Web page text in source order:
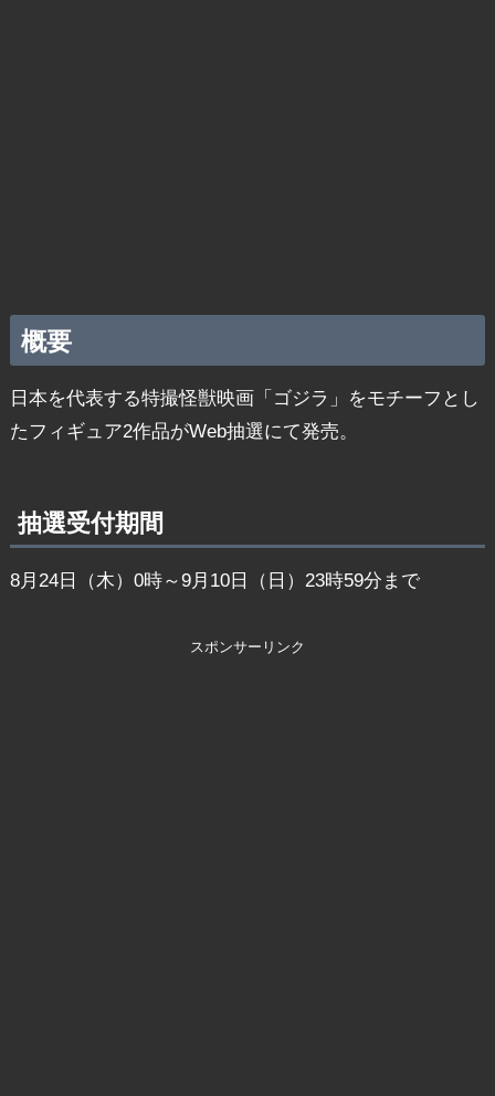
概要
日本を代表する特撮怪獣映画「ゴジラ」をモチーフとし
たフィギュア2作品がWeb抽選にて発売。
抽選受付期間
8月24日（木）0時～9月10日（日）23時59分まで
スポンサーリンク